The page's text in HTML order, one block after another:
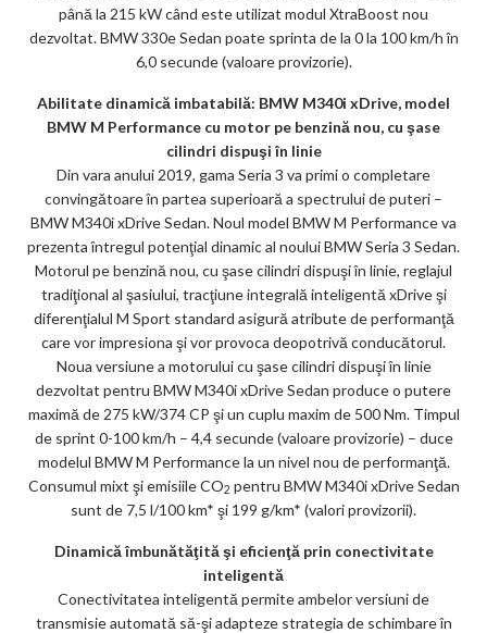
până la 215 kW când este utilizat modul XtraBoost nou
dezvoltat. BMW 330e Sedan poate sprinta de la 0 la 100 km/h în
6,0 secunde (valoare provizorie).
Abilitate dinamică imbatabilă: BMW M340i xDrive, model
BMW M Performance cu motor pe benzină nou, cu şase
cilindri dispuşi în linie
Din vara anului 2019, gama Seria 3 va primi o completare
convingătoare în partea superioară a spectrului de puteri –
BMW M340i xDrive Sedan. Noul model BMW M Performance va
prezenta întregul potenţial dinamic al noului BMW Seria 3 Sedan.
Motorul pe benzină nou, cu şase cilindri dispuşi în linie, reglajul
tradiţional al şasiului, tracţiune integrală inteligentă xDrive şi
diferenţialul M Sport standard asigură atribute de performanţă
care vor impresiona şi vor provoca deopotrivă conducătorul.
Noua versiune a motorului cu şase cilindri dispuşi în linie
dezvoltat pentru BMW M340i xDrive Sedan produce o putere
maximă de 275 kW/374 CP şi un cuplu maxim de 500 Nm. Timpul
de sprint 0-100 km/h – 4,4 secunde (valoare provizorie) – duce
modelul BMW M Performance la un nivel nou de performanţă.
Consumul mixt şi emisiile CO2 pentru BMW M340i xDrive Sedan
sunt de 7,5 l/100 km* şi 199 g/km* (valori provizorii).
Dinamică îmbunătăţită şi eficienţă prin conectivitate
inteligentă
Conectivitatea inteligentă permite ambelor versiuni de
transmisie automată să-şi adapteze strategia de schimbare în